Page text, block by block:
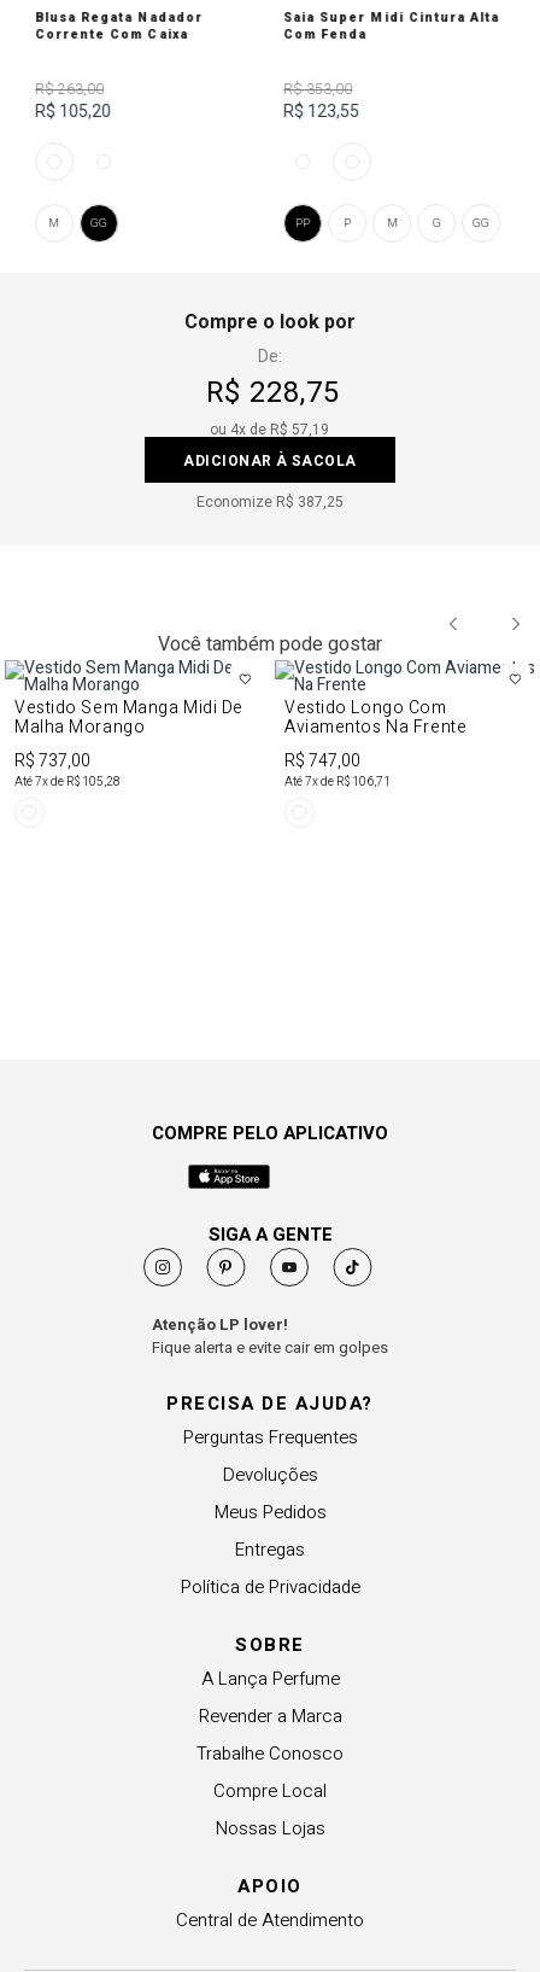
Blusa Regata Nadador
Corrente Com Caixa
R$ 263,00
R$ 105,20
GG
M
Saia Super Midi Cintura Alta
Com Fenda
R$ 353,00
R$ 123,55
G GG
M
P
PP
Compre o look por
De:
R$ 228,75
ou 4x de R$ 57,19
ADICIONAR À SACOLA
Economize R$ 387,25
Você também pode gostar
Vestido Sem Manga Midi De
Malha Morango
R$ 737,00
Até7x de R$ 105,28
Vestido Longo Com
Aviamentos Na Frente
R$ 747,00
Até7x de R$ 106,71
PRECISA DE AJUDA?
Perguntas Frequentes
Devoluções
Meus Pedidos
Entregas
Política de Privacidade
SOBRE
A Lança Perfume
Revender a Marca
Trabalhe Conosco
Compre Local
Nossas Lojas
APOIO
Central de Atendimento
COMPRE PELO APLICATIVO
SIGA A GENTE
Atenção LP lover!
Fique alerta e evite cair em golpes